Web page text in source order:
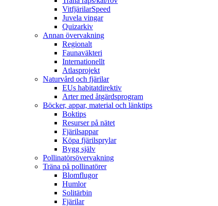
VitfjärilarSpeed
Juvela vingar
Quizarkiv
Annan övervakning
Regionalt
Faunaväkteri
Internationellt
Atlasprojekt
Naturvård och fjärilar
EUs habitatdirektiv
Arter med åtgärdsprogram
Böcker, appar, material och länktips
Boktips
Resurser på nätet
Fjärilsappar
Köpa fjärilsprylar
Bygg själv
Pollinatörsövervakning
Träna på pollinatörer
Blomflugor
Humlor
Solitärbin
Fjärilar